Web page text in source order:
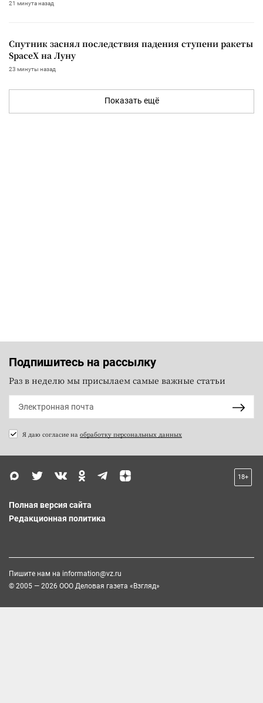
21 минута назад
Спутник заснял последствия падения ступени ракеты
SpaceX на Луну
23 минуты назад
Показать ещё
Подпишитесь на рассылку
Раз в неделю мы присылаем самые важные статьи
Я даю согласие на обработку персональных данных
18+
Полная версия сайта
Редакционная политика
Пишите нам на information@vz.ru
© 2005 — 2026 ООО Деловая газета «Взгляд»